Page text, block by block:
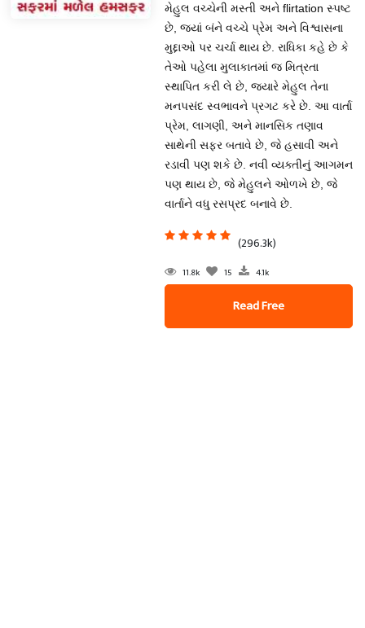
મેહુલ વચ્ચેની મસ્તી અને flirtation સ્પષ્ટ
છે, જ્યાં બંને વચ્ચે પ્રેમ અને વિશ્વાસના
મુદ્દાઓ પર ચર્ચા થાય છે. રાધિકા કહે છે કે
તેઓ પહેલા મુલાકાતમાં જ મિત્રતા
સ્થાપિત કરી લે છે, જ્યારે મેહુલ તેના
મનપસંદ સ્વભાવને પ્રગટ કરે છે. આ વાર્તા
પ્રેમ, લાગણી, અને માનસિક તણાવ
સાથેની સફર બતાવે છે, જે હસાવી અને
રડાવી પણ શકે છે. નવી વ્યક્તીનું આગમન
પણ થાય છે, જે મેહુલને ઓળખે છે, જે
વાર્તાને વધુ રસપ્રદ બનાવે છે.
(296.3k)
11.8k 15 4.1k
Read Free